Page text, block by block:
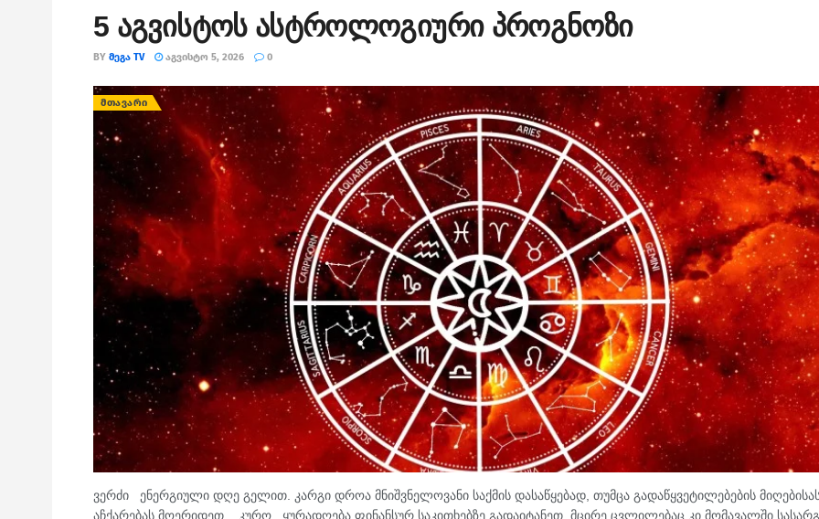
5 აგვისტოს ასტროლოგიური პროგნოზი
BY ᲛᲔᲒᲐ TV ᲐᲒᲕᲘᲡᲢᲝ 5, 2026 0
ᲛᲗᲐᲕᲐᲠᲘ
ვერძი ენერგიული დღე გელით. კარგი დროა მნიშვნელოვანი საქმის დასაწყებად, თუმცა გადაწყვეტილებების
აჩქარებას მოერიდეთ. კურო ყურადღება ფინანსურ საკითხებზე გადაიტანეთ. მცირე ცვლილებაც კი მომავალში